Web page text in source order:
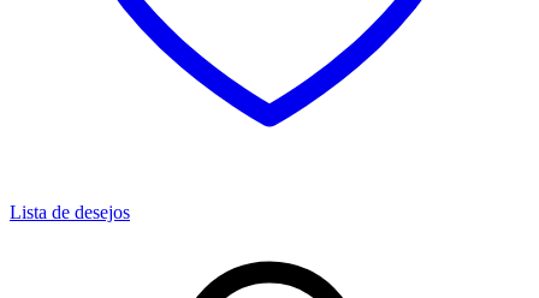
Lista de desejos